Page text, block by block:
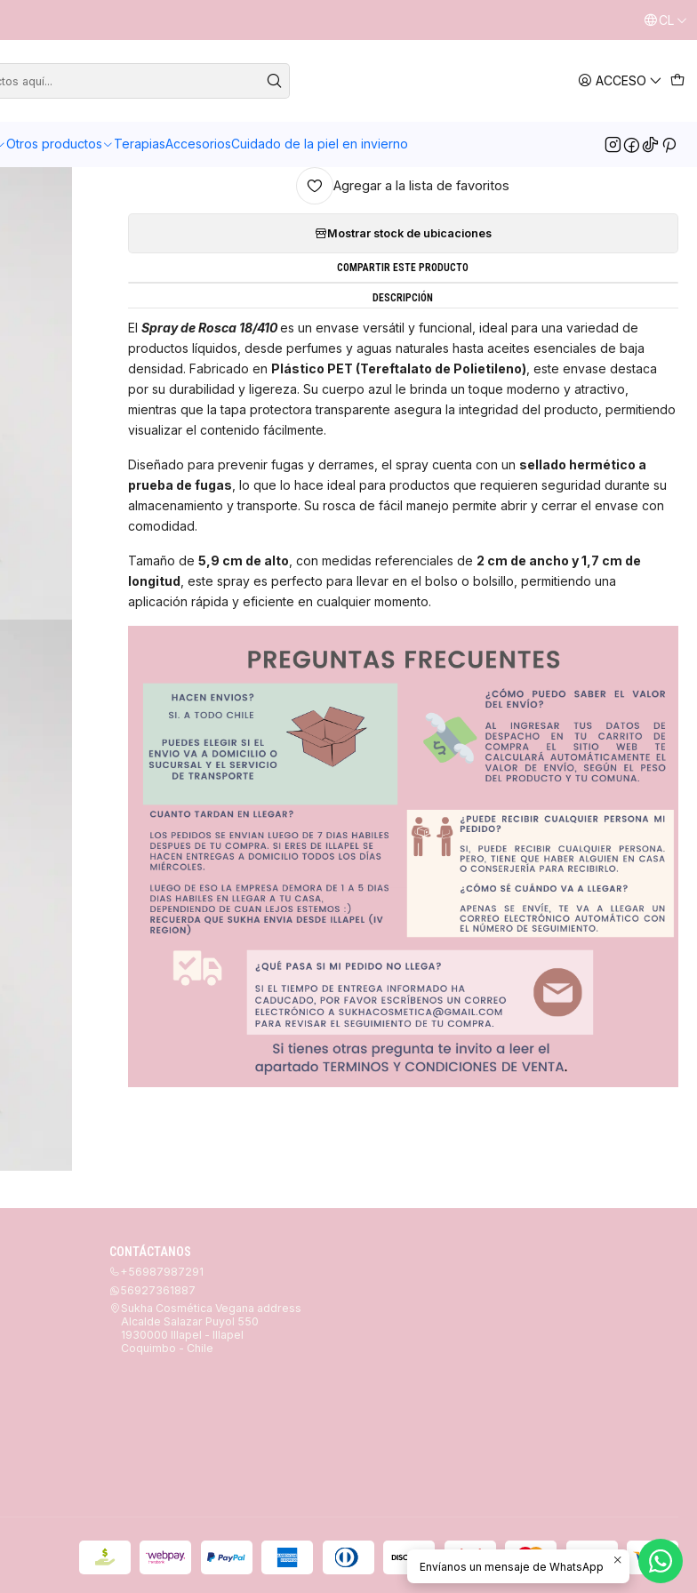
ACCESO
Otros productos TerapiasAccesoriosCuidado de la piel en invierno
CL
SPRAY BOTON 18/410 RIBETEADO AZUL
Cantidad
AGREGAR AL CARRO COMPRAR AHORA
Agregar a la lista de favoritos
Mostrar stock de ubicaciones
COMPARTIR ESTE PRODUCTO
DESCRIPCIÓN
El Spray de Rosca 18/410 es un envase versátil y funcional, ideal para una variedad de
productos líquidos, desde perfumes y aguas naturales hasta aceites esenciales de baja
densidad. Fabricado en Plástico PET (Tereftalato de Polietileno) , este envase destaca
por su durabilidad y ligereza. Su cuerpo azul le brinda un toque moderno y atractivo,
mientras que la tapa protectora transparente asegura la integridad del producto, permitiendo
visualizar el contenido fácilmente.
Diseñado para prevenir fugas y derrames, el spray cuenta con un sellado hermético a
prueba de fugas , lo que lo hace ideal para productos que requieren seguridad durante su
almacenamiento y transporte. Su rosca de fácil manejo permite abrir y cerrar el envase con
comodidad.
Tamaño de 5,9 cm de alto , con medidas referenciales de 2 cm de ancho y 1,7 cm de
longitud , este spray es perfecto para llevar en el bolso o bolsillo, permitiendo una
aplicación rápida y eficiente en cualquier momento.
CONTÁCTANOS
+56987987291
56927361887
Sukha Cosmética Vegana address
Alcalde Salazar Puyol 550
1930000 Illapel - Illapel
Coquimbo - Chile
Envíanos un mensaje de WhatsApp